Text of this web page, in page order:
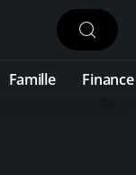
Famille Finance